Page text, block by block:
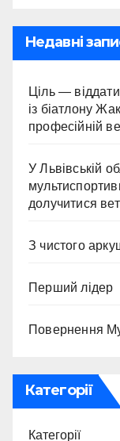
Недавні
Ціль —
із біатлону
професійній
У Львівській
долучитися
З чистого
Перший лідер
Повернення
Категорії
Категорії